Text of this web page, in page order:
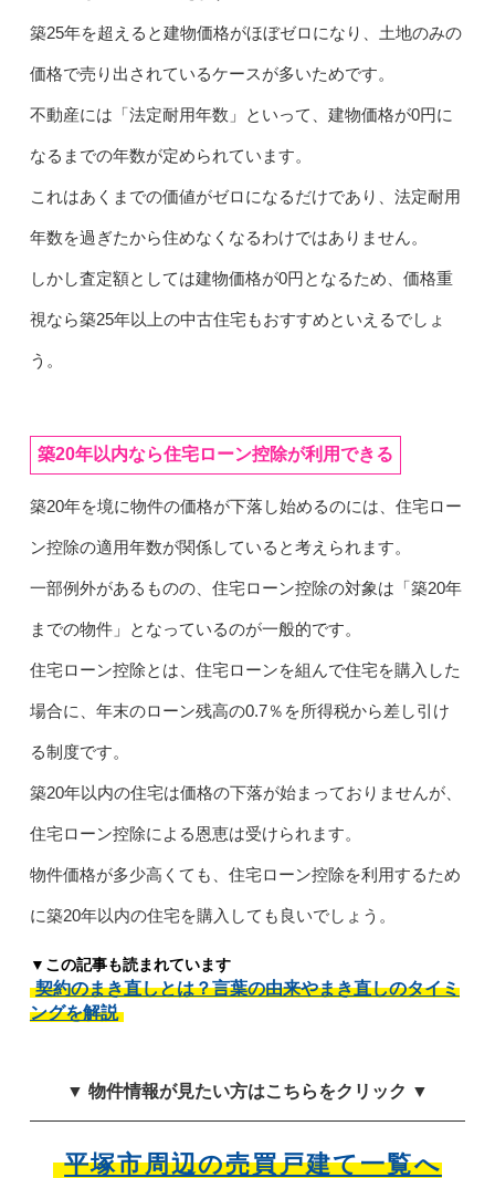
築25年を超えると建物価格がほぼゼロになり、土地のみの
価格で売り出されているケースが多いためです。
不動産には「法定耐用年数」といって、建物価格が0円に
なるまでの年数が定められています。
これはあくまでの価値がゼロになるだけであり、法定耐用
年数を過ぎたから住めなくなるわけではありません。
しかし査定額としては建物価格が0円となるため、価格重
視なら築25年以上の中古住宅もおすすめといえるでしょ
う。
築20年以内なら住宅ローン控除が利用できる
築20年を境に物件の価格が下落し始めるのには、住宅ロー
ン控除の適用年数が関係していると考えられます。
一部例外があるものの、住宅ローン控除の対象は「築20年
までの物件」となっているのが一般的です。
住宅ローン控除とは、住宅ローンを組んで住宅を購入した
場合に、年末のローン残高の0.7％を所得税から差し引け
る制度です。
築20年以内の住宅は価格の下落が始まっておりませんが、
住宅ローン控除による恩恵は受けられます。
物件価格が多少高くても、住宅ローン控除を利用するため
に築20年以内の住宅を購入しても良いでしょう。
▼この記事も読まれています
契約のまき直しとは？言葉の由来やまき直しのタイミ
ングを解説
▼ 物件情報が見たい方はこちらをクリック ▼
平塚市周辺の売買戸建て一覧へ